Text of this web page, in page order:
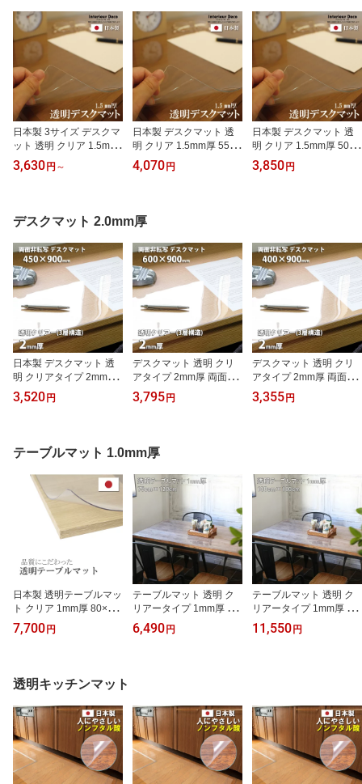
日本製 3サイズ デスクマ
ット 透明 クリア 1.5mm
厚 2mm厚 テーブルマッ
ト ビニールマット マッ
料無料 事務机 子供 女の
子 かわいい 透明マット
クリアマット おしゃれ
国内生産 国内加工 小学
生 柘産業株式会社
3,630 円 ～
日本製 デスクマット 透
明 クリア 1.5mm厚 550×
900mm テーブルマット
ビニールマット マット
無料 事務机 子供 女の子
かわいい 透明マット ク
リアマット 55 90 柘産業
株式会社
4,070 円
日本製 デスクマット 透
明 クリア 1.5mm厚 500×
900mm テーブルマット
ビニールマット マット
リアマット おしゃれ 50
90 柘産業株式会社
3,850 円
デスクマット 2.0mm厚
日本製 デスクマット 透
明 クリアタイプ 2mm厚
両面非転写 450×900mm
クリア テーブルマット
クロス 学習机 勉強机 事
務机 送料無料 文字が写
りにくい おしゃれ かわ
いい 子供 女の子 男の子
テレワーク 45 90 小学生
3,520 円
デスクマット 透明 クリ
アタイプ 2mm厚 両面非
転写 600×900mm クリア
テーブルマット ビニール
学習机 勉強机 事務机 送
料無料 文字が写りにくい
おしゃれ かわいい 子供
女の子 男の子 テレワー
ク 60 90 柘産業株式会社
3,795 円
デスクマット 透明 クリ
アタイプ 2mm厚 両面非
転写 400×900mm クリア
テーブルマット ビニール
おしゃれ かわいい 子供
女の子 男の子 テレワー
ク 40 90 柘産業株式会社
3,355 円
テーブルマット 1.0mm厚
日本製 透明テーブルマッ
ト クリア 1mm厚 80×13
5cm テーブルマット テ
ーブルクロス デスクマッ
ト 透明 クリア ダイニン
グ ダイニングテーブル
テーブル 学習机 勉強机
事務机 会社 透明マット
柘産業株式会社
7,700 円
テーブルマット 透明 ク
リアータイプ 1mm厚 日
本製 約750×1200mm テ
ーブルクロス ビニールシ
6,490 円
テーブルマット 透明 ク
リアータイプ 1mm厚 日
本製 約1000×1800mm
テーブルクロス ビニール
11,550 円
透明キッチンマット